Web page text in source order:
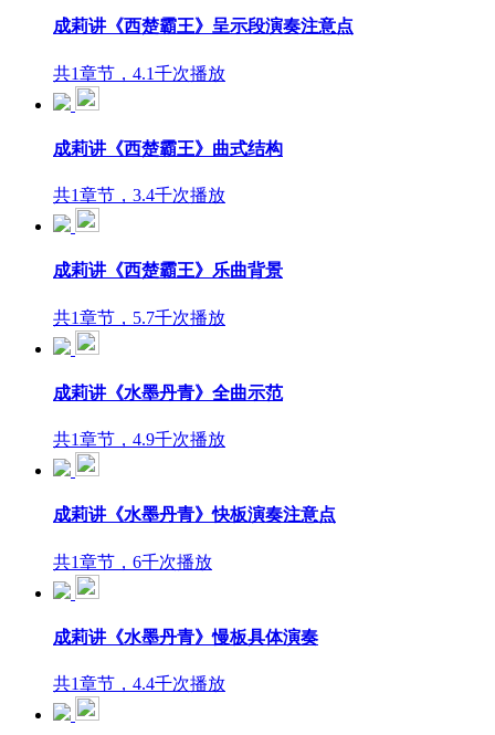
成莉讲《西楚霸王》呈示段演奏注意点
共1章节，4.1千次播放
成莉讲《西楚霸王》曲式结构
共1章节，3.4千次播放
成莉讲《西楚霸王》乐曲背景
共1章节，5.7千次播放
成莉讲《水墨丹青》全曲示范
共1章节，4.9千次播放
成莉讲《水墨丹青》快板演奏注意点
共1章节，6千次播放
成莉讲《水墨丹青》慢板具体演奏
共1章节，4.4千次播放